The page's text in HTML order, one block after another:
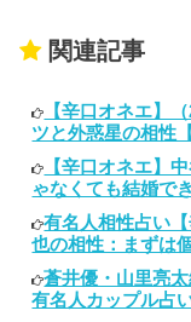
関連記事
【辛口オネエ】
ツと外惑星の相性
【辛口オネエ】
ゃなくても結婚で
有名人相性占い
也の相性：まずは
蒼井優・山里亮
有名人カップル占